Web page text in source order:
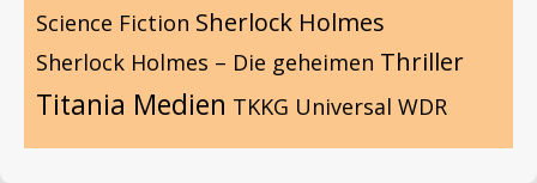
Science Fiction Sherlock Holmes
Sherlock Holmes – Die geheimen Thriller
Titania Medien TKKG Universal WDR